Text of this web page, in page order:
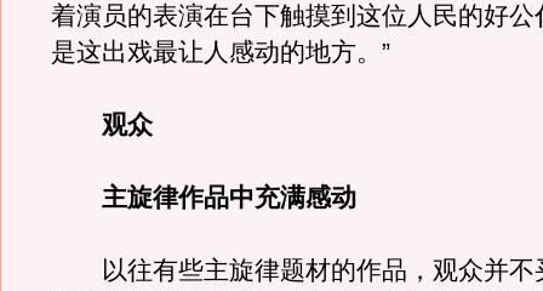
着演员的表演在台下触摸到这位人民的好公
是这出戏最让人感动的地方。”
观众
主旋律作品中充满感动
以往有些主旋律题材的作品，观众并不